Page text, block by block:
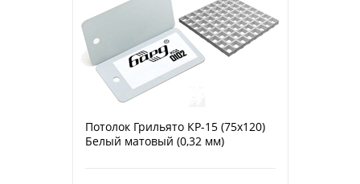
Потолок Грильято КР-15 (75х120)
Белый матовый (0,32 мм)